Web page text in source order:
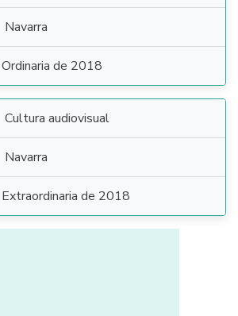
Navarra
Ordinaria de 2018
Cultura audiovisual
Navarra
Extraordinaria de 2018